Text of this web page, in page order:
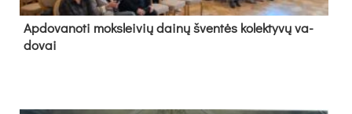
Ap­do­va­no­ti moks­lei­vių dai­nų šven­tės ko­lek­ty­vų va­
do­vai